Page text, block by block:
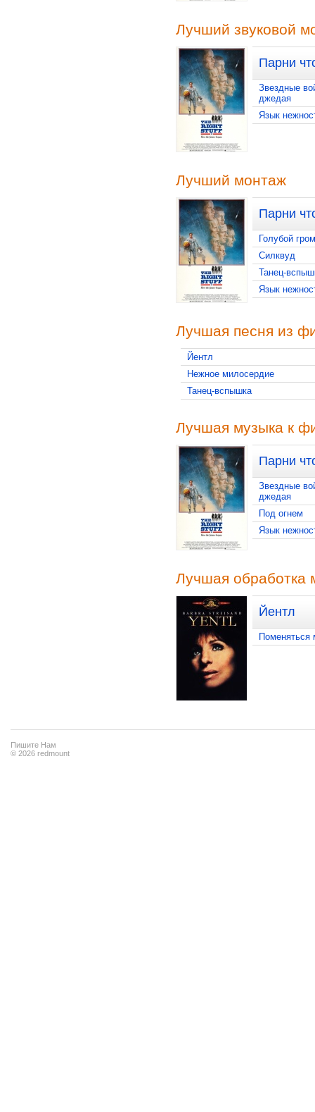
Лучший звуковой
Парни
Звездные
джедая
Язык
Лучший монтаж
Парни
Голубой гром
Силквуд
Танец-
Язык
Лучшая песня из
Йентл
Нежное милосердие
Танец-вспышка
Лучшая музыка к
Парни
Звездные
джедая
Под огнем
Язык
Лучшая обработка
Йентл
Поменяться
Пишите Нам
© 2026 redmount